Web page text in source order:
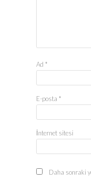
Ad *
E-posta *
İnternet sitesi
Daha sonraki